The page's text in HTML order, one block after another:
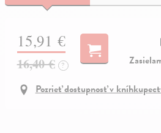
15,91 €
16,40 € ?
Pozrieť dostupnosť v